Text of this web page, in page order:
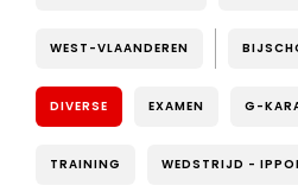
WEST-VLAANDEREN
DIVERSE EXAMEN G-
TRAINING WEDSTRIJD -